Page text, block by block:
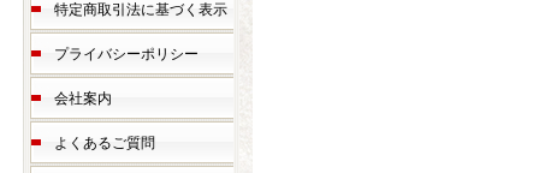
特定商取引法に基づく表示
プライバシーポリシー
会社案内
よくあるご質問